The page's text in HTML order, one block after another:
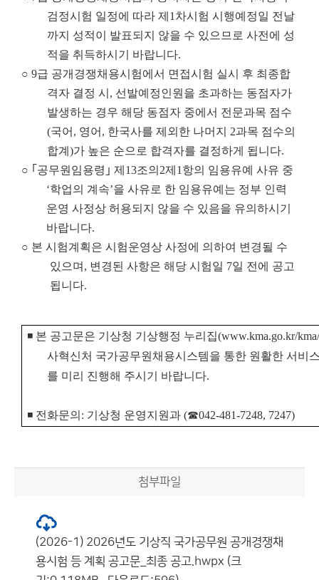
검정시험 일정에 따라 제1차시험 시행예정일 전날
까지 성적이 발표되지 않을 수 있으므로 사전에 성
적을 취득하시기 바랍니다.
○ 9급 공개경쟁채용시험에서 면접시험 실시 후 최종합
격자 결정 시, 선발예정인원을 초과하는 동점자가
발생하는 경우 해당 동점자 중에서 전문과목 점수
(국어, 영어, 한국사를 제외한 나머지 2과목 점수의
합계)가 높은 순으로 합격자를 결정하게 됩니다.
○ ｢공무원임용령｣ 제13조의2제1항의 임용유예 사유 중
‘학업의 계속’을 사유로 한 임용유예는 정부 인력
운영 사정상 허용되지 않을 수 있음을 유의하시기
바랍니다.
○ 본 시험계획은 시험운영상 사정에 의하여 변경될 수
있으며, 변경된 사항은 해당 시험일 7일 전에 공고
됩니다.
◾ 본 공고문은 기상청 기상행정 누리집(www.kma.go.kr/
사혁신처 국가공무원채용시스템을 통한 원활한 서비
를 미리 진행해 주시기 바랍니다.
◾ 전화문의: 기상청 운영지원과 (☎042-481-7248, 7247)
첨부파일
(2026-1) 2026년도 기상직 국가공무원 공개경쟁채
용시험 등 계획 공고문_최종 공고.hwpx (크